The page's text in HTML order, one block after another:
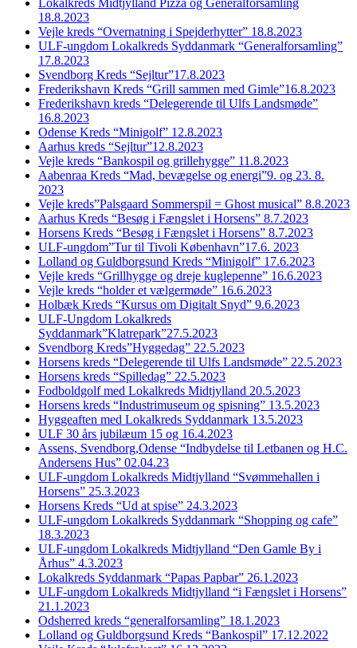
18.8.2023
Vejle kreds “Overnatning i Spejderhytter” 18.8.2023
ULF-ungdom Lokalkreds Syddanmark “Generalforsamling”
17.8.2023
Svendborg Kreds “Sejltur”17.8.2023
Frederikshavn Kreds “Grill sammen med Gimle”16.8.2023
Frederikshavn kreds “Delegerende til Ulfs Landsmøde”
16.8.2023
Odense Kreds “Minigolf” 12.8.2023
Aarhus kreds “Sejltur”12.8.2023
Vejle kreds “Bankospil og grillehygge” 11.8.2023
Aabenraa Kreds “Mad, bevægelse og energi”9. og 23. 8.
2023
Vejle kreds”Palsgaard Sommerspil = Ghost musical” 8.8.2023
Aarhus Kreds “Besøg i Fængslet i Horsens” 8.7.2023
Horsens Kreds “Besøg i Fængslet i Horsens” 8.7.2023
ULF-ungdom”Tur til Tivoli København”17.6. 2023
Lolland og Guldborgsund Kreds “Minigolf” 17.6.2023
Vejle kreds “Grillhygge og dreje kuglepenne” 16.6.2023
Vejle kreds “holder et vælgermøde” 16.6.2023
Holbæk Kreds “Kursus om Digitalt Snyd” 9.6.2023
ULF-Ungdom Lokalkreds
Syddanmark”Klatrepark”27.5.2023
Svendborg Kreds”Hyggedag” 22.5.2023
Horsens kreds “Delegerende til Ulfs Landsmøde” 22.5.2023
Horsens kreds “Spilledag” 22.5.2023
Fodboldgolf med Lokalkreds Midtjylland 20.5.2023
Horsens kreds “Industrimuseum og spisning” 13.5.2023
Hyggeaften med Lokalkreds Syddanmark 13.5.2023
ULF 30 års jubilæum 15 og 16.4.2023
Assens, Svendborg,Odense “Indbydelse til Letbanen og H.C.
Andersens Hus” 02.04.23
ULF-ungdom Lokalkreds Midtjylland “Svømmehallen i
Horsens” 25.3.2023
Horsens Kreds “Ud at spise” 24.3.2023
ULF-ungdom Lokalkreds Syddanmark “Shopping og cafe”
18.3.2023
ULF-ungdom Lokalkreds Midtjylland “Den Gamle By i
Århus” 4.3.2023
Lokalkreds Syddanmark “Papas Papbar” 26.1.2023
ULF-ungdom Lokalkreds Midtjylland “i Fængslet i Horsens”
21.1.2023
Odsherred kreds “generalforsamling” 18.1.2023
Lolland og Guldborgsund Kreds “Bankospil” 17.12.2022